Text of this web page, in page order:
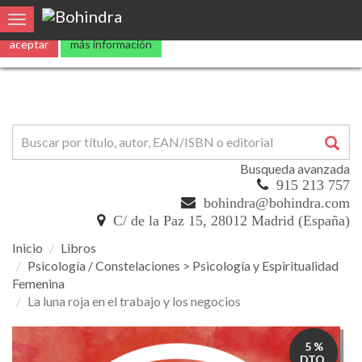
Toggle navigation
bohindra@bohindra.com
C/ de la Paz 15, 28012 Madrid (España)
Psicología / Constelaciones > Psicología y Espiritualidad
La luna roja en el trabajo y los negocios
La
luna
en